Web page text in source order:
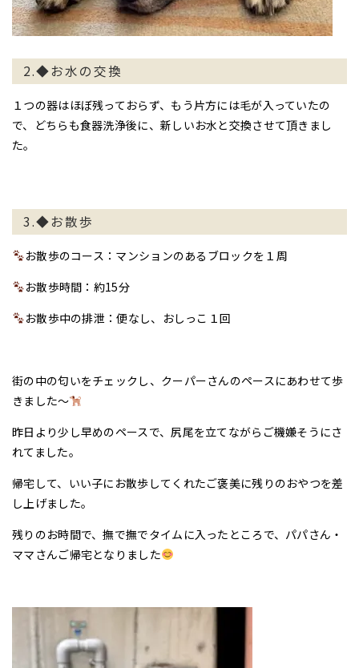
2.◆お水の交換
１つの器はほぼ残っておらず、もう片方には毛が入っていたの
で、どちらも食器洗浄後に、新しいお水と交換させて頂きまし
た。
3.◆お散歩
お散歩のコース：マンションのあるブロックを１周
お散歩時間：約15分
お散歩中の排泄：便なし、おしっこ１回
街の中の匂いをチェックし、クーパーさんのペースにあわせて歩
きました〜
昨日より少し早めのペースで、尻尾を立てながらご機嫌そうにさ
れてました。
帰宅して、いい子にお散歩してくれたご褒美に残りのおやつを差
し上げました。
残りのお時間で、撫で撫でタイムに入ったところで、パパさん・
ママさんご帰宅となりました